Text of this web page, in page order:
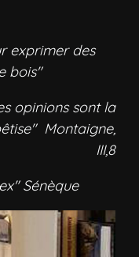
exprimer des
bois"
opinions sont la
Montaigne,
III,8
Sénèque